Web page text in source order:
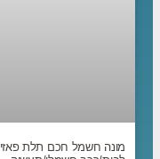
מונה חשמל חכם תלת פאזי